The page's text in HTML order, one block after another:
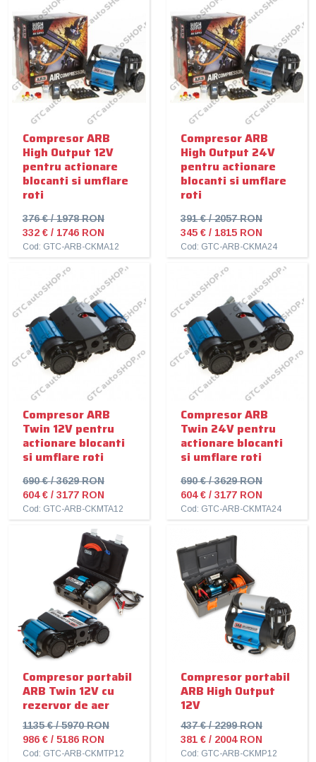
Compresor ARB
High Output 12V
pentru actionare
blocanti si umflare
roti
376 € / 1978 RON
332 € / 1746 RON
Cod: GTC-ARB-CKMA12
Compresor ARB
High Output 24V
pentru actionare
blocanti si umflare
roti
391 € / 2057 RON
345 € / 1815 RON
Cod: GTC-ARB-CKMA24
Compresor ARB
Twin 12V pentru
actionare blocanti
si umflare roti
690 € / 3629 RON
604 € / 3177 RON
Cod: GTC-ARB-CKMTA12
Compresor ARB
Twin 24V pentru
actionare blocanti
si umflare roti
690 € / 3629 RON
604 € / 3177 RON
Cod: GTC-ARB-CKMTA24
Compresor portabil
ARB Twin 12V cu
rezervor de aer
1135 € / 5970 RON
986 € / 5186 RON
Cod: GTC-ARB-CKMTP12
Compresor portabil
ARB High Output
12V
437 € / 2299 RON
381 € / 2004 RON
Cod: GTC-ARB-CKMP12